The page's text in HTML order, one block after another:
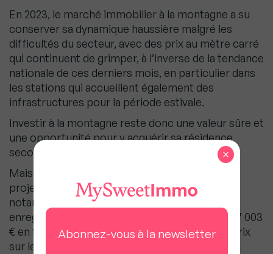
En 2023, le marché immobilier à la montagne a su
conserver sa dynamique haussière malgré les
difficultés du secteur, avec des prix au mètre carré
qui continuent de grimper, à l’inverse de la tendance
nationale de ces derniers mois, en particulier dans
les stations qui accueillent également des
infrastructures pour la période estivale.
Investir à la montagne reste donc une valeur sûre et
une opportunité pour y acquérir sa résidence
secondaire.
Mais la flambée des prix peut compliquer les
projets des investisseurs dans ces régions,
notamment dans les
enregistrent un prix moyen au mètre carré de 7 003
€ en février 2024 et une hausse de +20% des prix
sur les trois dernières années .
Abonnez-vous à la newsletter
×